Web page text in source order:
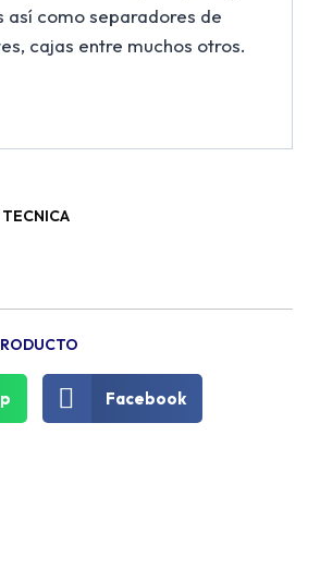
así como separadores de
cajas entre muchos otros.
TECNICA
Facebook